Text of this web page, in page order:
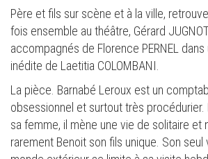
Père et fils sur scène et à la ville,
fois ensemble au théâtre, Gérard
accompagnés de Florence PERNEL
inédite de Laetitia COLOMBANI.
La pièce. Barnabé Leroux est un
obsessionnel et surtout très procédurier.
sa femme, il mène une vie de solitaire et
rarement Benoit son fils unique. Son